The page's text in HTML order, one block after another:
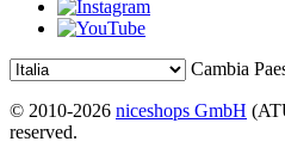
Cambia
© 2010-2026 niceshops GmbH
reserved.